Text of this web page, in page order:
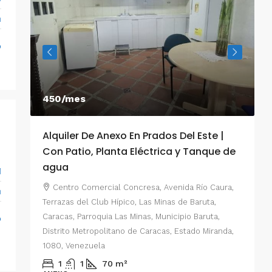
450/mes
Alquiler De Anexo En Prados Del Este |
Con Patio, Planta Eléctrica y Tanque de
agua
Centro Comercial Concresa, Avenida Río Caura,
Terrazas del Club Hípico, Las Minas de Baruta,
Caracas, Parroquia Las Minas, Municipio Baruta,
Distrito Metropolitano de Caracas, Estado Miranda,
1080, Venezuela
1 1 70 m²